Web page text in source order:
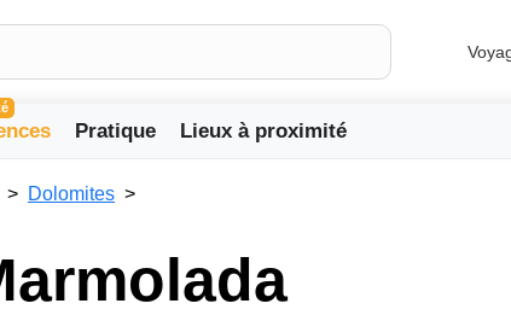
Pratique Lieux à proximité
Dolomites